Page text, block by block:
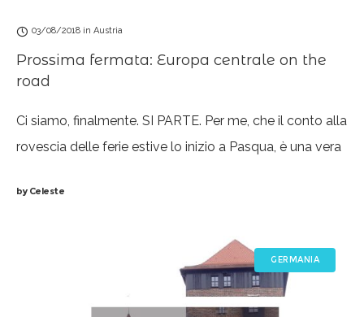
03/08/2018 in Austria
Prossima fermata: Europa centrale on the
road
Ci siamo, finalmente. SI PARTE. Per me, che il conto alla
rovescia delle ferie estive lo inizio a Pasqua, è una vera
byCeleste
GERMANIA